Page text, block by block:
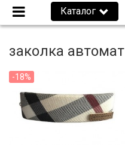
Каталог
заколка автомат
-18%